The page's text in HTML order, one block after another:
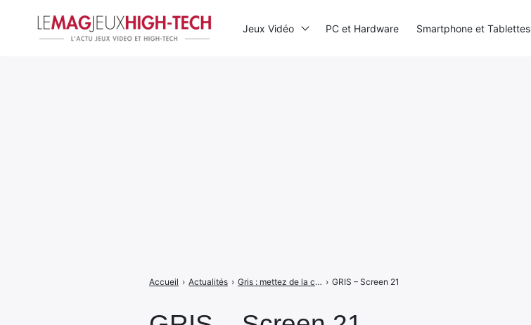
Accueil › Actualités › Gris : mettez de la couleur sur vos émotions › GRIS – Screen 21
Jeux Vidéo PC et Hardware Smartphone et Tablettes